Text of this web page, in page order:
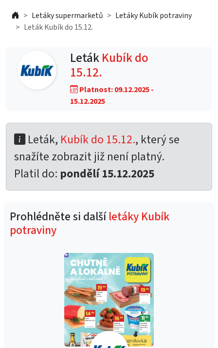
Letáky supermarketů
Letáky Kubík potraviny
Leták Kubík do 15.12.
LetákKubík do
15.12.
Platnost: 09.12.2025 -
15.12.2025
Leták, Kubík do 15.12., který se
snažíte zobrazit již není platný.
Platil do: pondělí 15.12.2025
Prohlédněte si dalšíletáky Kubík
potraviny